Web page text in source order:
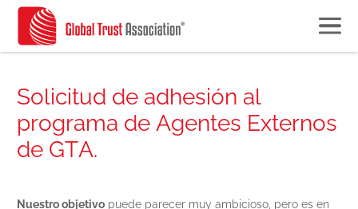
Solicitud de adhesión al
programa de Agentes Externos
de GTA.
Nuestro objetivo puede parecer muy ambicioso, pero es en